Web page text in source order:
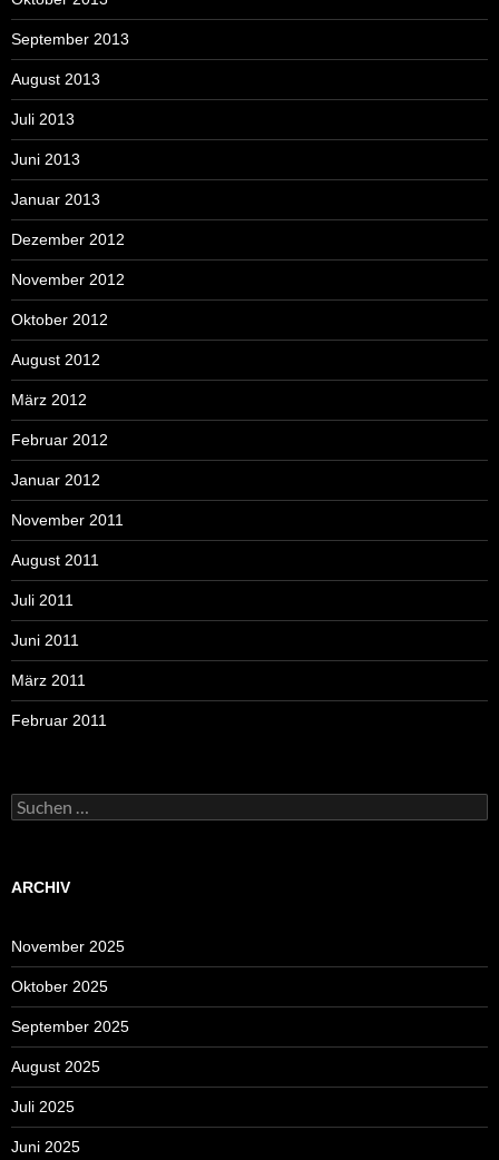
September 2013
August 2013
Juli 2013
Juni 2013
Januar 2013
Dezember 2012
November 2012
Oktober 2012
August 2012
März 2012
Februar 2012
Januar 2012
November 2011
August 2011
Juli 2011
Juni 2011
März 2011
Februar 2011
Suchen
nach:
ARCHIV
November 2025
Oktober 2025
September 2025
August 2025
Juli 2025
Juni 2025